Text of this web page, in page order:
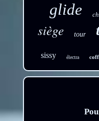
glide
siège tour
sissy électra